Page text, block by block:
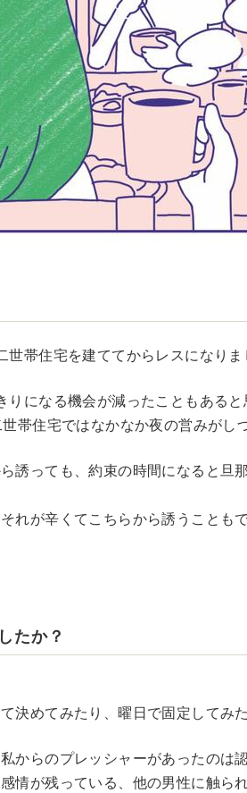
帯住宅を建ててからレスになりま
りになる機会が減ったこともある
帯住宅ではなかなか夜の営みがし
誘っても、約束の時間になると旦
れが辛くてこちらから誘うことも
たか？
決めてみたり、曜日で固定してみ
からのプレッシャーがあったのは
情が残っている、他の男性に触ら